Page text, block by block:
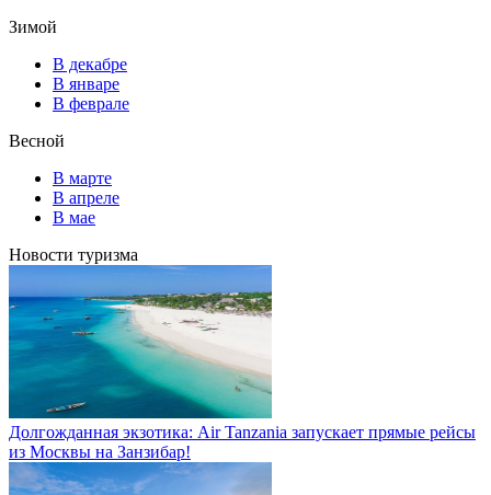
Зимой
В декабре
В январе
В феврале
Весной
В марте
В апреле
В мае
Новости туризма
Долгожданная экзотика: Air Tanzania запускает прямые рейсы
из Москвы на Занзибар!